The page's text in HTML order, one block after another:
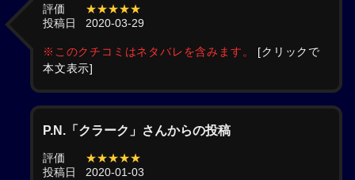
評価
★★★★★
投稿日
2020-03-29
※このクチコミはネタバレを含みます。
[クリックで
本文表示]
P.N.「クラーク」さんからの投稿
評価
★★★★★
投稿日
2020-01-03